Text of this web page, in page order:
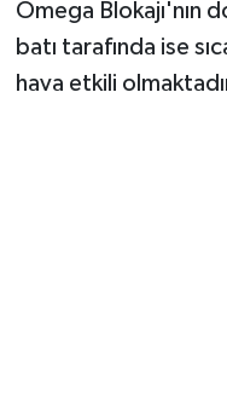
Omega Blokajı'nın
batı tarafında ise
hava etkili